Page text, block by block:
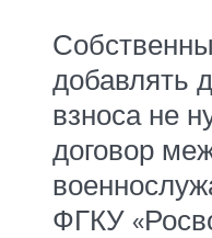
добавлять
взноса не
договор
ФГКУ